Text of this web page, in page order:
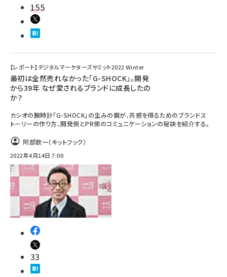
155
【レポート】デジタルマーケターズサミット2022 Winter
最初は全然売れなかった「G-SHOCK」。開発
から39年 なぜ愛されるブランドに成長したの
か？
カシオの腕時計「G-SHOCK」の生みの親が、共感を得るためのブランドス
トーリーの作り方、開発側とPR側のコミュニケーションの秘訣を紹介する。
阿部欽一（キットフック）
2022年4月14日 7:00
33